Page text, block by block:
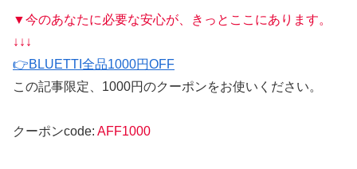
▼今のあなたに必要な安心が、きっとここにあります。
↓↓↓
👉BLUETTI全品1000円OFF
この記事限定、1000円のクーポンをお使いください。
クーポンcode: AFF1000